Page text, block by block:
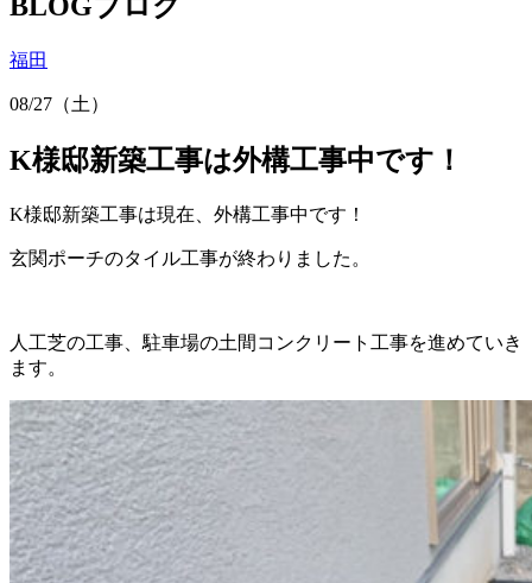
福田
08/27（土）
K様邸新築工事は外構工事中です！
K様邸新築工事は現在、外構工事中です！
玄関ポーチのタイル工事が終わりました。
人工芝の工事、駐車場の土間コンクリート工事を進めていき
ます。